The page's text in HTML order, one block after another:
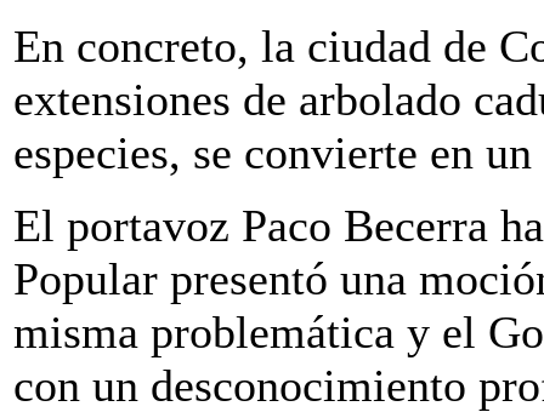
En concreto, la ciudad de
extensiones de arbolado
especies, se convierte en
El portavoz Paco Becerra
Popular presentó una
misma problemática y el
con un desconocimiento